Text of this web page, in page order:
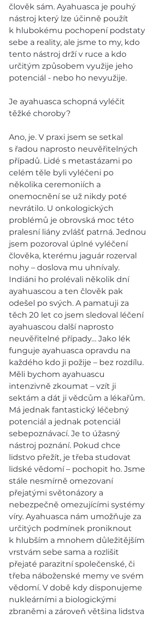
člověk sám. Ayahuasca je pouhý
nástroj který lze účinně použít
k hlubokému pochopení podstaty
sebe a reality, ale jsme to my, kdo
tento nástroj drží v ruce a kdo
určitým způsobem využije jeho
potenciál - nebo ho nevyužije.
Je ayahuasca schopná vyléčit
těžké choroby?
Ano, je. V praxi jsem se setkal
s řadou naprosto neuvěřitelných
případů. Lidé s metastázami po
celém těle byli vyléčeni po
několika ceremoniích a
onemocnění se už nikdy poté
nevrátilo. U onkologických
problémů je obrovská moc této
pralesní liány zvlášť patrná. Jednou
jsem pozoroval úplné vyléčení
člověka, kterému jaguár rozerval
nohy – doslova mu uhnívaly.
Indiáni ho prolévali několik dní
ayahuascou a ten člověk pak
odešel po svých. A pamatuji za
těch 20 let co jsem sledoval léčení
ayahuascou další naprosto
neuvěřitelné případy… Jako lék
funguje ayahuasca opravdu na
každého kdo ji požije – bez rozdílu.
Měli bychom ayahuascu
intenzivně zkoumat – vzít ji
sektám a dát ji vědcům a lékařům.
Má jednak fantastický léčebný
potenciál a jednak potenciál
sebepoznávací. Je to úžasný
nástroj poznání. Pokud chce
lidstvo přežít, je třeba studovat
lidské vědomí – pochopit ho. Jsme
stále nesmírně omezovaní
přejatými světonázory a
nebezpečně omezujícími systémy
víry. Ayahuasca nám umožňuje za
určitých podmínek proniknout
k hlubším a mnohem důležitějším
vrstvám sebe sama a rozlišit
přejaté parazitní společenské, či
třeba náboženské memy ve svém
vědomí. V době kdy disponujeme
nukleárními a biologickými
zbraněmi a zároveň většina lidstva